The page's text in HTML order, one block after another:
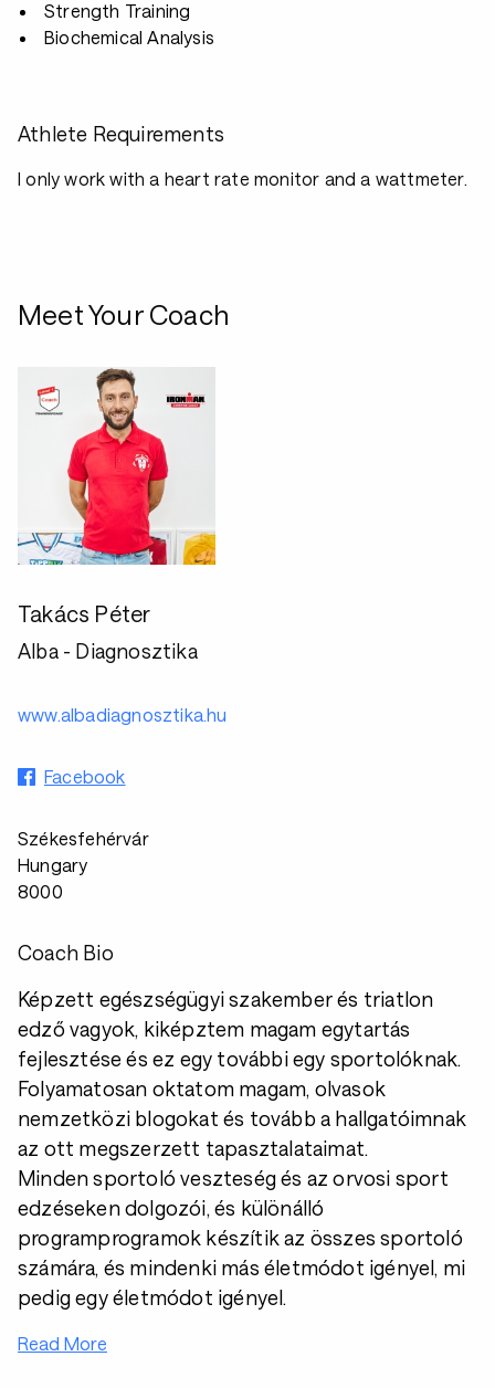
Strength Training
Biochemical Analysis
Athlete Requirements
I only work with a heart rate monitor and a wattmeter.
Meet Your Coach
Takács Péter
Alba - Diagnosztika
www.albadiagnosztika.hu
Facebook
Székesfehérvár
Hungary
8000
Coach Bio
Képzett egészségügyi szakember és triatlon
edző vagyok, kiképztem magam egytartás
fejlesztése és ez egy további egy sportolóknak.
Folyamatosan oktatom magam, olvasok
nemzetközi blogokat és tovább a hallgatóimnak
az ott megszerzett tapasztalataimat.
Minden sportoló veszteség és az orvosi sport
edzéseken dolgozói, és különálló
programprogramok készítik az összes sportoló
számára, és mindenki más életmódot igényel, mi
pedig egy életmódot igényel.
Read More